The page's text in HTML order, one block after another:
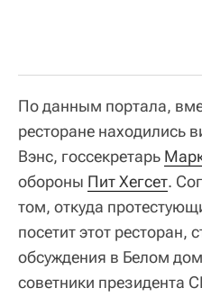
По данным портала,
ресторане находились
Вэнс, госсекретарь
обороны Пит Хегсет.
том, откуда
посетит этот ресторан,
обсуждения в Белом
советники президента